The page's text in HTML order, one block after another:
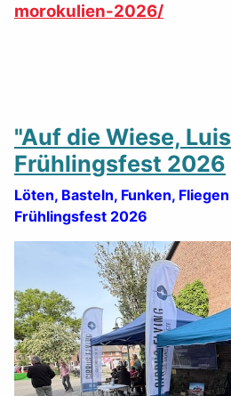
morokulien-2026/
"Auf die Wiese,
Frühlingsfest 2026
Löten, Basteln, Funken,
Frühlingsfest 2026